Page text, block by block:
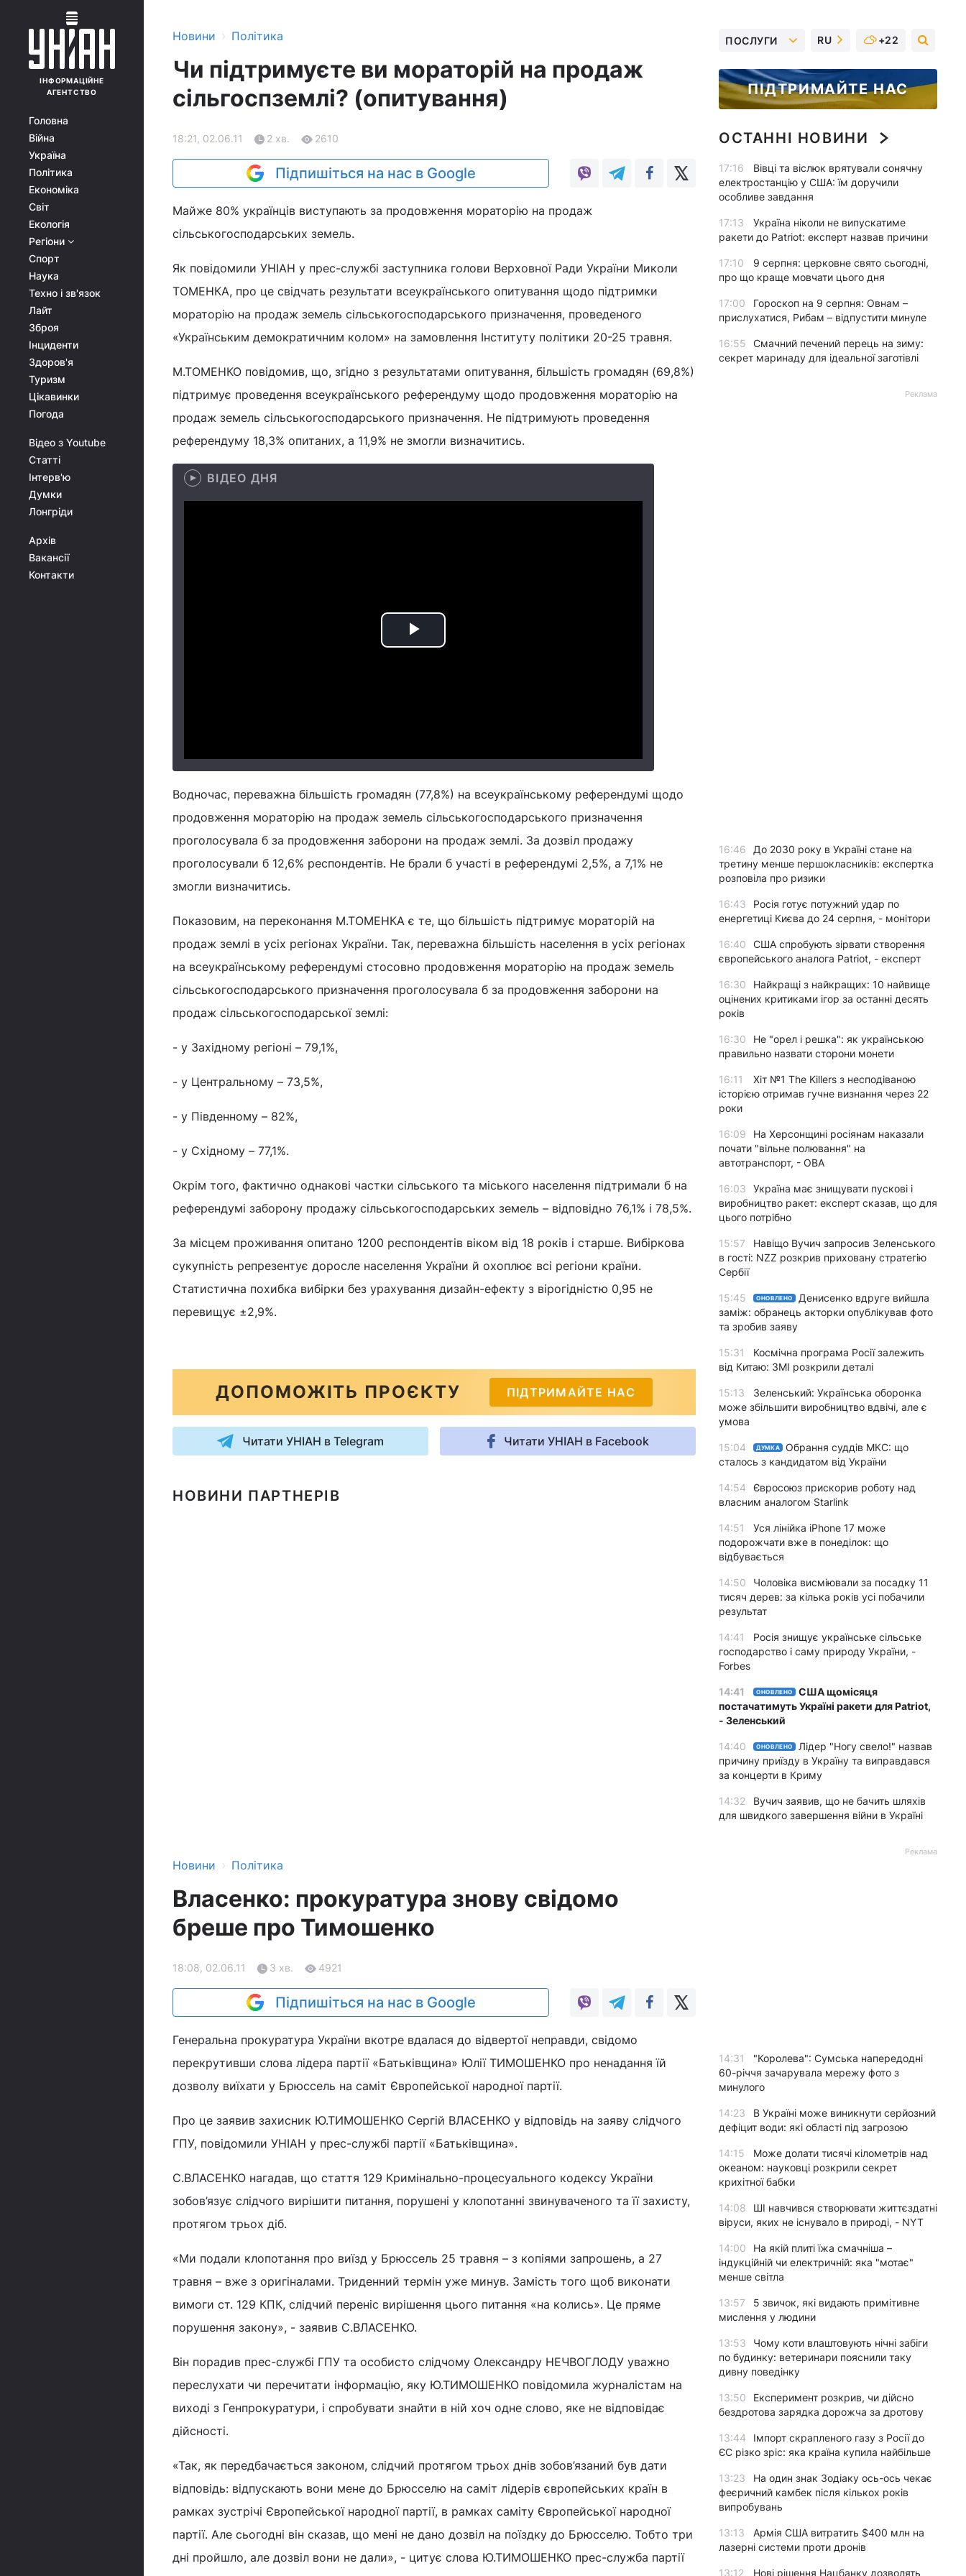
ІНФОРМАЦІЙНЕ
АГЕНТСТВО
Головна
Війна
Україна
Політика
Економіка
Світ
Екологія
Регіони
Спорт
Наука
Техно і зв'язок
Лайт
Зброя
Інциденти
Здоров'я
Туризм
Цікавинки
Погода
Відео з Youtube
Статті
Інтерв'ю
Думки
Лонгріди
Архів
Вакансії
Контакти
Новини › Політика
Чи підтримуєте ви мораторій на продаж
сільгоспземлі? (опитування)
18:21, 02.06.11 2 хв. 2610
Підпишіться на нас в Google
Майже 80% українців виступають за продовження мораторію на продаж
сільськогосподарських земель.
Як повідомили УНІАН у прес-службі заступника голови Верховної Ради України Миколи
ТОМЕНКА, про це свідчать результати всеукраїнського опитування щодо підтримки
мораторію на продаж земель сільськогосподарського призначення, проведеного
«Українським демократичним колом» на замовлення Інституту політики 20-25 травня.
М.ТОМЕНКО повідомив, що, згідно з результатами опитування, більшість громадян (69,8%)
підтримує проведення всеукраїнського референдуму щодо продовження мораторію на
продаж земель сільськогосподарського призначення. Не підтримують проведення
референдуму 18,3% опитаних, а 11,9% не змогли визначитись.
ВІДЕО ДНЯ
Play
Водночас, переважна більшість громадян (77,8%) на всеукраїнському референдумі щодо
продовження мораторію на продаж земель сільськогосподарського призначення
проголосувала б за продовження заборони на продаж землі. За дозвіл продажу
проголосували б 12,6% респондентів. Не брали б участі в референдумі 2,5%, а 7,1% не
змогли визначитись.
Показовим, на переконання М.ТОМЕНКА є те, що більшість підтримує мораторій на
продаж землі в усіх регіонах України. Так, переважна більшість населення в усіх регіонах
на всеукраїнському референдумі стосовно продовження мораторію на продаж земель
сільськогосподарського призначення проголосувала б за продовження заборони на
продаж сільськогосподарської землі:
- у Західному регіоні – 79,1%,
- у Центральному – 73,5%,
- у Південному – 82%,
- у Східному – 77,1%.
Окрім того, фактично однакові частки сільського та міського населення підтримали б на
референдумі заборону продажу сільськогосподарських земель – відповідно 76,1% і 78,5%.
За місцем проживання опитано 1200 респондентів віком від 18 років і старше. Вибіркова
сукупність репрезентує доросле населення України й охоплює всі регіони країни.
Статистична похибка вибірки без урахування дизайн-ефекту з вірогідністю 0,95 не
перевищує ±2,9%.
ДОПОМОЖІТЬ ПРОЄКТУ ПІДТРИМАЙТЕ НАС
Читати УНІАН в Telegram Читати УНІАН в Facebook
НОВИНИ ПАРТНЕРІВ
Новини › Політика
Власенко: прокуратура знову свідомо
бреше про Тимошенко
18:08, 02.06.11 3 хв. 4921
Підпишіться на нас в Google
Генеральна прокуратура України вкотре вдалася до відвертої неправди, свідомо
перекрутивши слова лідера партії «Батьківщина» Юлії ТИМОШЕНКО про ненадання їй
дозволу виїхати у Брюссель на саміт Європейської народної партії.
Про це заявив захисник Ю.ТИМОШЕНКО Сергій ВЛАСЕНКО у відповідь на заяву слідчого
ГПУ, повідомили УНІАН у прес-службі партії «Батьківщина».
С.ВЛАСЕНКО нагадав, що стаття 129 Кримінально-процесуального кодексу України
зобов’язує слідчого вирішити питання, порушені у клопотанні звинуваченого та її захисту,
протягом трьох діб.
«Ми подали клопотання про виїзд у Брюссель 25 травня – з копіями запрошень, а 27
травня – вже з оригіналами. Триденний термін уже минув. Замість того щоб виконати
вимоги ст. 129 КПК, слідчий переніс вирішення цього питання «на колись». Це пряме
порушення закону», - заявив С.ВЛАСЕНКО.
Він порадив прес-службі ГПУ та особисто слідчому Олександру НЕЧВОГЛОДУ уважно
переслухати чи перечитати інформацію, яку Ю.ТИМОШЕНКО повідомила журналістам на
виході з Генпрокуратури, і спробувати знайти в ній хоч одне слово, яке не відповідає
дійсності.
«Так, як передбачається законом, слідчий протягом трьох днів зобов’язаний був дати
відповідь: відпускають вони мене до Брюсселю на саміт лідерів європейських країн в
рамках зустрічі Європейської народної партії, в рамках саміту Європейської народної
партії. Але сьогодні він сказав, що мені не дано дозвіл на поїздку до Брюсселю. Тобто три
дні пройшло, але дозвіл вони не дали», - цитує слова Ю.ТИМОШЕНКО прес-служба партії
ПОСЛУГИ RU +22
ПІДТРИМАЙТЕ НАС
ОСТАННІ НОВИНИ
17:16
Вівці та віслюк врятували сонячну
електростанцію у США: їм доручили
особливе завдання
17:13
Україна ніколи не випускатиме
ракети до Patriot: експерт назвав причини
17:10
9 серпня: церковне свято сьогодні,
про що краще мовчати цього дня
17:00
Гороскоп на 9 серпня: Овнам –
прислухатися, Рибам – відпустити минуле
16:55
Смачний печений перець на зиму:
секрет маринаду для ідеальної заготівлі
Реклама
16:46
До 2030 року в Україні стане на
третину менше першокласників: експертка
розповіла про ризики
16:43
Росія готує потужний удар по
енергетиці Києва до 24 серпня, - монітори
16:40
США спробують зірвати створення
європейського аналога Patriot, - експерт
16:30
Найкращі з найкращих: 10 найвище
оцінених критиками ігор за останні десять
років
16:30
Не "орел і решка": як українською
правильно назвати сторони монети
16:11
Хіт №1 The Killers з несподіваною
історією отримав гучне визнання через 22
роки
16:09
На Херсонщині росіянам наказали
почати "вільне полювання" на
автотранспорт, - ОВА
16:03
Україна має знищувати пускові і
виробництво ракет: експерт сказав, що для
цього потрібно
15:57
Навіщо Вучич запросив Зеленського
в гості: NZZ розкрив приховану стратегію
Сербії
15:45 ОНОВЛЕНО
Денисенко вдруге вийшла
заміж: обранець акторки опублікував фото
та зробив заяву
15:31
Космічна програма Росії залежить
від Китаю: ЗМІ розкрили деталі
15:13
Зеленський: Українська оборонка
може збільшити виробництво вдвічі, але є
умова
15:04 ДУМКА
Обрання суддів МКС: що
сталось з кандидатом від України
14:54
Євросоюз прискорив роботу над
власним аналогом Starlink
14:51
Уся лінійка iPhone 17 може
подорожчати вже в понеділок: що
відбувається
14:50
Чоловіка висміювали за посадку 11
тисяч дерев: за кілька років усі побачили
результат
14:41
Росія знищує українське сільське
господарство і саму природу України, -
Forbes
14:41 ОНОВЛЕНО
США щомісяця
постачатимуть Україні ракети для Patriot,
- Зеленський
14:40 ОНОВЛЕНО
Лідер "Ногу свело!" назвав
причину приїзду в Україну та виправдався
за концерти в Криму
14:32
Вучич заявив, що не бачить шляхів
для швидкого завершення війни в Україні
Реклама
14:31
"Королева": Сумська напередодні
60-річчя зачарувала мережу фото з
минулого
14:23
В Україні може виникнути серйозний
дефіцит води: які області під загрозою
14:15
Може долати тисячі кілометрів над
океаном: науковці розкрили секрет
крихітної бабки
14:08
ШІ навчився створювати життєздатні
віруси, яких не існувало в природі, - NYT
14:00
На якій плиті їжа смачніша –
індукційній чи електричній: яка "мотає"
менше світла
13:57
5 звичок, які видають примітивне
мислення у людини
13:53
Чому коти влаштовують нічні забіги
по будинку: ветеринари пояснили таку
дивну поведінку
13:50
Експеримент розкрив, чи дійсно
бездротова зарядка дорожча за дротову
13:44
Імпорт скрапленого газу з Росії до
ЄС різко зріс: яка країна купила найбільше
13:23
На один знак Зодіаку ось-ось чекає
феєричний камбек після кількох років
випробувань
13:13
Армія США витратить $400 млн на
лазерні системи проти дронів
13:12 Нові рішення Нацбанку дозволять